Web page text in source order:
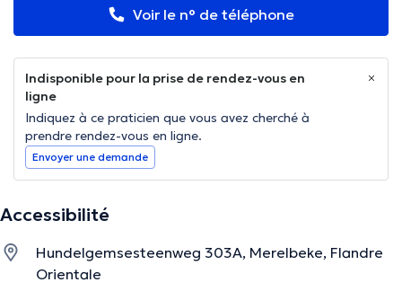
Voir le n° de téléphone
Indisponible pour la prise de rendez-vous en
ligne
Indiquez à ce praticien que vous avez cherché à
prendre rendez-vous en ligne.
Envoyer une demande
Accessibilité
Hundelgemsesteenweg 303A, Merelbeke, Flandre
Orientale